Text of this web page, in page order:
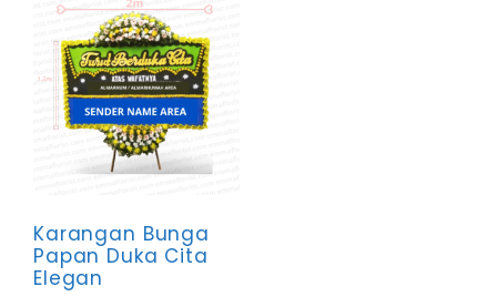
Karangan Bunga
Papan Duka Cita
Elegan